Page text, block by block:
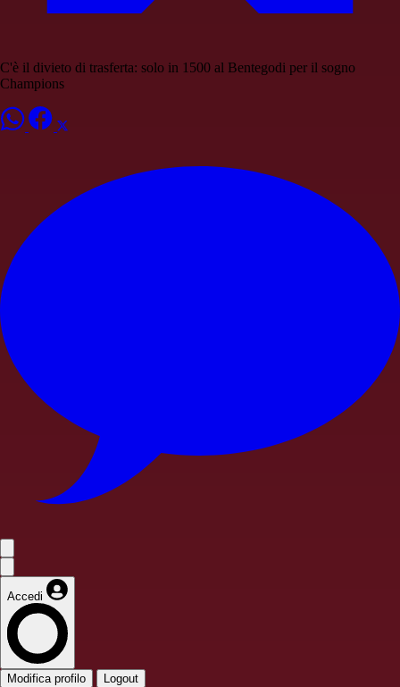
C'è il divieto di trasferta: solo in 1500 al Bentegodi per il sogno
Champions
Accedi
Modifica profilo Logout